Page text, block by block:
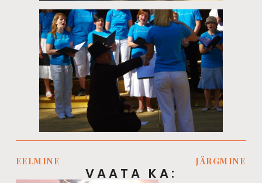
EELMINE JÄRGMINE
VAATA KA: